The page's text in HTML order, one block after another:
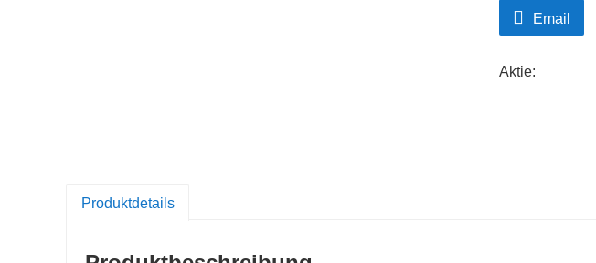
Email
Aktie:
Produktdetails